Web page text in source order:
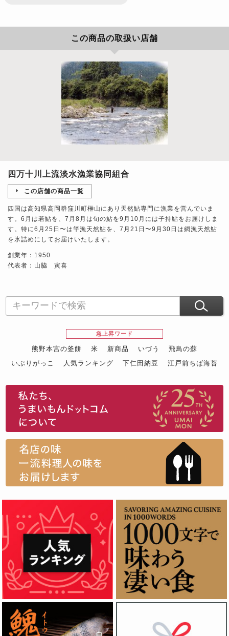
この商品の取扱い店舗
四万十川上流淡水漁業協同組合
この店舗の商品一覧
四国は高知県高岡群窪川町榊山にあり天然鮎専門に漁業を営んでいま
す。6月は若鮎を、7月8月は旬の鮎を9月10月には子持鮎をお届けしま
す。特に6月25日〜は竿漁天然鮎を、7月21日〜9月30日は網漁天然鮎
を氷詰めにしてお届けいたします。
創業年：1950
代表者：山脇 寅喜
急上昇ワード
熊野本宮の釜餅 米 新商品 いづう
飛鳥の蘇
いぶりがっこ
人気ランキング 下仁田納豆
江戸前ちば海苔